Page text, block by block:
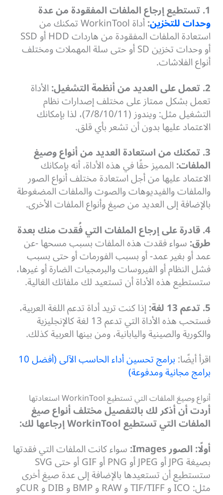
1. تستطيع إرجاع الملفات المفقودة من عدة
وحدات للتخزين: أداة WorkinTool تمكنك من
استعادة الملفات المفقودة من هاردات HDD أو SSD
أو وحدات تخزين SD أو حتى سلة المهملات ومختلف
أنواع الفلاشات.
2. تعمل على العديد من أنظمة التشغيل:
الأداة
تعمل بشكل ممتاز على مختلف إصدارات نظام
التشغيل مثل: ويندوز (7/8/10/11)، لذا بإمكانك
الاعتماد عليها بدون أن تشعر بأي قلق.
3. تمكنك من استعادة العديد من أنواع وصيغ
الملفات:المميز حقًا في هذه الأداة، أنه بإمكانك
الاعتماد عليها من أجل استعادة مختلف أنواع الصور
والملفات والفيديوهات والصوت والملفات المضغوطة
بالإضافة إلى العديد من صيغ وأنواع الملفات الأخرى.
4. قادرة على إرجاع الملفات التي فُقدت منك بعدة
طرق:سواء فقدت هذه الملفات بسبب مسحها -عن
عمد أو بغير عمد- أو بسبب الفورمات أو حتى بسبب
فشل النظام أو الفيروسات والبرمجيات الضارة أو غيرها،
ستستطيع هذه الأداة أن تستعيد لك ملفاتك الغالية.
5. تدعم 13 لغة:
إذا كنت تريد أداة تدعم اللغة العربية،
فستحب هذه الأداة التي تدعم 13 لغة كالإنجليزية
والكورية والصينية واليابانية، ومن بينها العربية كذلك.
اقرأ أيضًا:
برامج تحسين أداء الحاسب الآلى (أفضل 10
برامج مجانية ومدفوعة)
أنواع وصيغ الملفات التي تستطيع WorkinTool استعادتها
أردت أن أذكر لك بالتفصيل مختلف أنواع صيغ
الملفات التي تستطيعWorkinToolإرجاعها لك:
أولًا: الصورImages: سواء كانت الملفات التي فقدتها
بصيغة JPG أو JPEG أو PNG أو GIF أو حتى SVG
ستستطيع أن تستعيدها بالإضافة إلى عدة صيغ أخرى
مثل: ICO و TIF/TIFF و RAW و BMP و DIB و CURو